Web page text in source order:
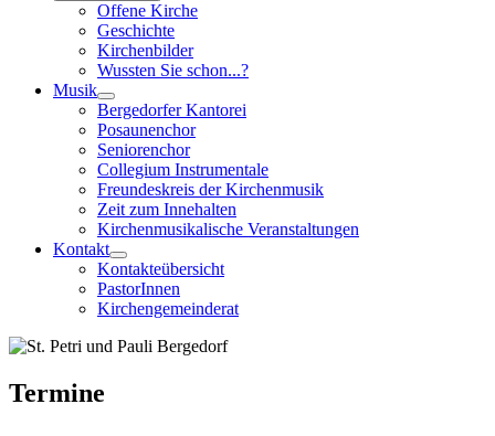
Offene Kirche
Geschichte
Kirchenbilder
Wussten Sie schon...?
Musik
Bergedorfer Kantorei
Posaunenchor
Seniorenchor
Collegium Instrumentale
Freundeskreis der Kirchenmusik
Zeit zum Innehalten
Kirchenmusikalische Veranstaltungen
Kontakt
Kontakteübersicht
PastorInnen
Kirchengemeinderat
Termine